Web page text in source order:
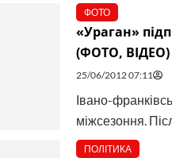
ФОТО
«Ураган»
(ФОТО, ВІДЕО)
25/06/2012 07:11
Івано-
міжсезоння.
ПОЛІТИКА